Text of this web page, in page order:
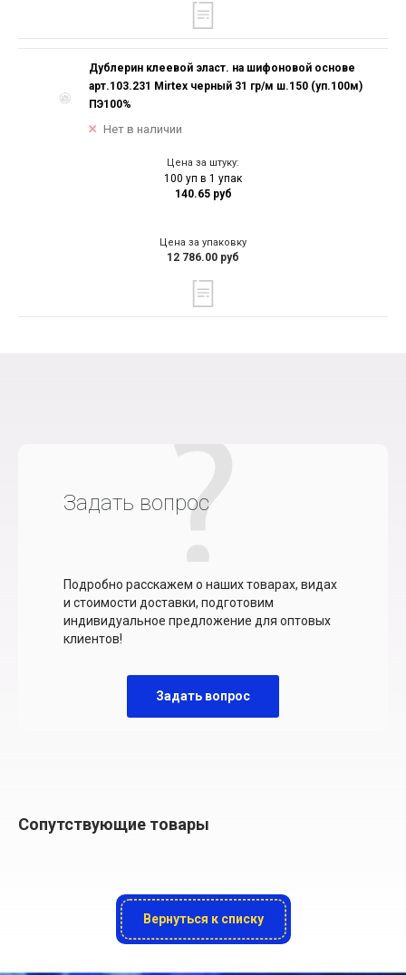
Дублерин клеевой эласт. на шифоновой основе
арт.103.231 Mirtex черный 31 гр/м ш.150 (уп.100м)
ПЭ100%
Нет в наличии
Цена за штуку:
100 уп в 1 упак
140.65 руб
Цена за упаковку
12 786.00 руб
Задать вопрос
Подробно расскажем о наших товарах, видах
и стоимости доставки, подготовим
индивидуальное предложение для оптовых
клиентов!
Задать вопрос
Сопутствующие товары
Вернуться к списку